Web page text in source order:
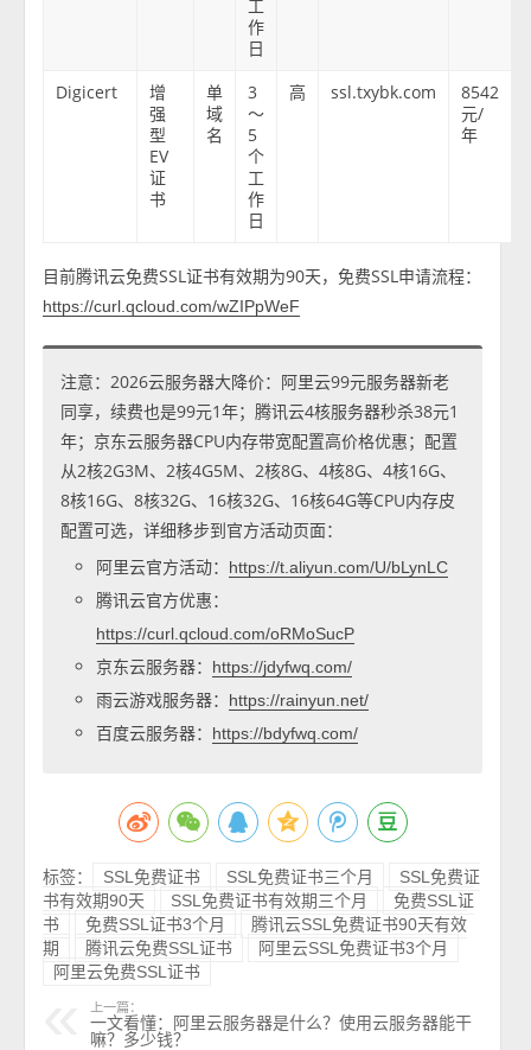
工
作
日
Digicert
增
强
型
EV
证
书
单
域
名
3
～
5
个
工
作
日
高 ssl.txybk.com
8542
元/
年
目前腾讯云免费SSL证书有效期为90天，免费SSL申请流程：
https://curl.qcloud.com/wZIPpWeF
注意：2026云服务器大降价：阿里云99元服务器新老
同享，续费也是99元1年；腾讯云4核服务器秒杀38元1
年；京东云服务器CPU内存带宽配置高价格优惠；配置
从2核2G3M、2核4G5M、2核8G、4核8G、4核16G、
8核16G、8核32G、16核32G、16核64G等CPU内存皮
配置可选，详细移步到官方活动页面：
阿里云官方活动：
https://t.aliyun.com/U/bLynLC
腾讯云官方优惠：
https://curl.qcloud.com/oRMoSucP
京东云服务器： https://jdyfwq.com/
雨云游戏服务器： https://rainyun.net/
百度云服务器： https://bdyfwq.com/
标签： SSL免费证书 SSL免费证书三个月
SSL免费证
书有效期90天
SSL免费证书有效期三个月
免费SSL证
书
免费SSL证书3个月
腾讯云SSL免费证书90天有效
期
腾讯云免费SSL证书
阿里云SSL免费证书3个月
阿里云免费SSL证书
上一篇：
一文看懂：阿里云服务器是什么？使用云服务器能干
嘛？多少钱？